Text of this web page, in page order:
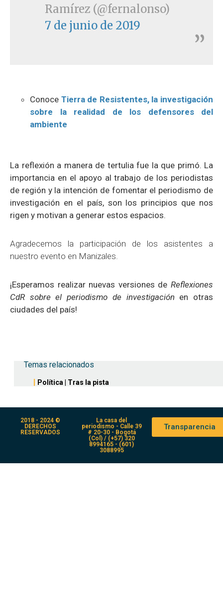
Ramírez (@fernalonso)
7 de junio de 2019
Conoce Tierra de Resistentes, la investigación
sobre la realidad de los defensores del
ambiente
La reflexión a manera de tertulia fue la que primó. La
importancia en el apoyo al trabajo de los periodistas
de región y la intención de fomentar el periodismo de
investigación en el país, son los principios que nos
rigen y motivan a generar estos espacios.
Agradecemos la participación de los asistentes a
nuestro evento en Manizales.
¡Esperamos realizar nuevas versiones de Reflexiones
CdR sobre el periodismo de investigación en otras
ciudades del país!
Temas relacionados
Política Tras la pista
2018 - 2024 ©
DERECHOS
RESERVADOS
La casa del
periodismo - Calle 39
# 20-30 - Bogotá
(Col) / (+57) 320
8994165 - (601)
3088995
Transparencia